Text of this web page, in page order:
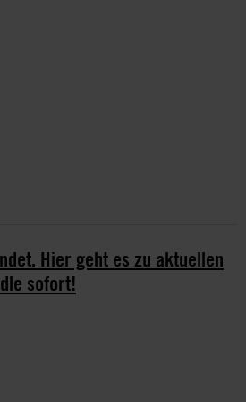
Hier geht es zu aktuellen
sofort!